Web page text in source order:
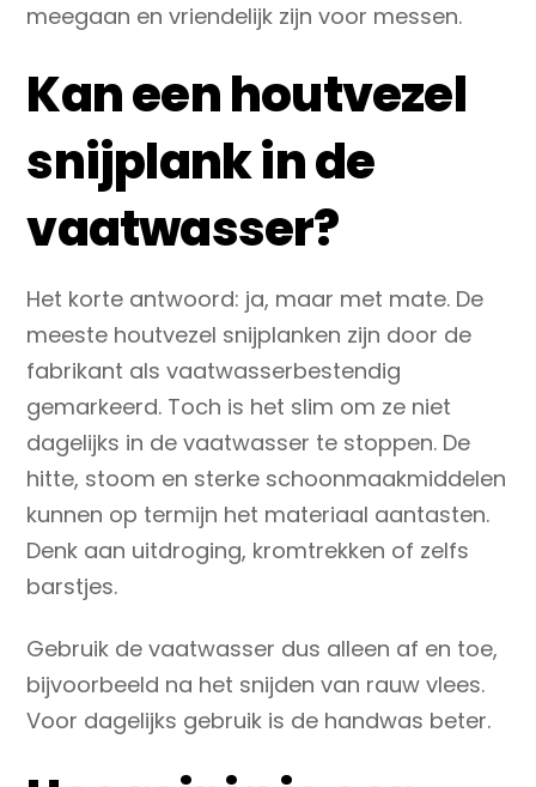
meegaan en vriendelijk zijn voor messen.
Kan een houtvezel
snijplank in de
vaatwasser?
Het korte antwoord: ja, maar met mate. De
meeste houtvezel snijplanken zijn door de
fabrikant alsvaatwasserbestendig
gemarkeerd. Toch is het slim om ze niet
dagelijks in de vaatwasser te stoppen. De
hitte, stoom en sterke schoonmaakmiddelen
kunnen op termijn het materiaal aantasten.
Denk aan uitdroging, kromtrekken of zelfs
barstjes.
Gebruik de vaatwasser dus alleen af en toe,
bijvoorbeeld na het snijden van rauw vlees.
Voor dagelijks gebruik is de handwas beter.